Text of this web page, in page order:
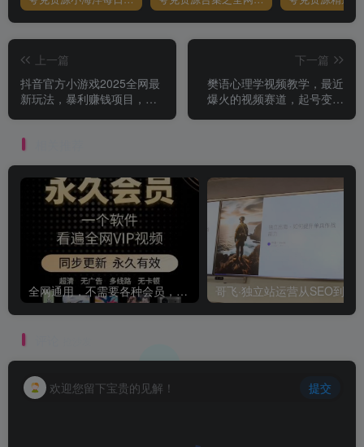
上一篇
抖音官方小游戏2025全网最
新玩法，暴利赚钱项目，单
下一篇
樊语心理学视频教学，最近
爆火的视频赛道，起号变现
全网通用，不需要各种会员，再也不缺电影看！！
欢迎您留下宝贵的见解！ 提交